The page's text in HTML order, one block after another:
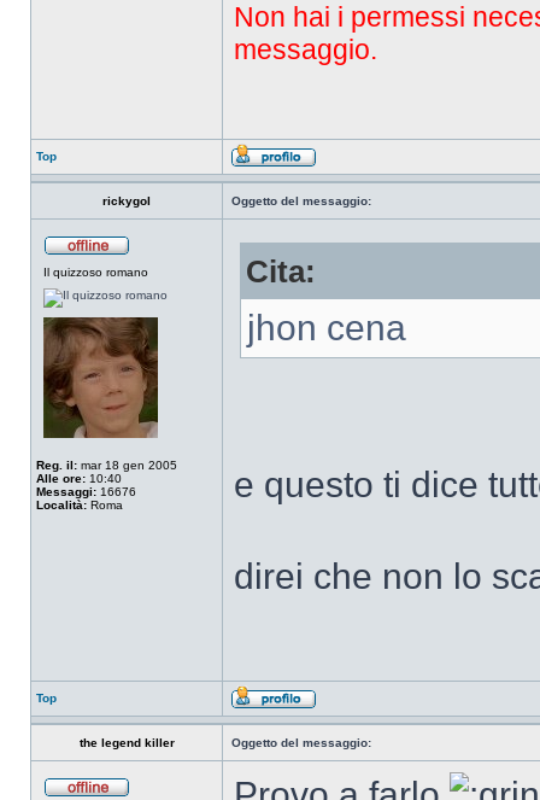
Non hai i permessi
messaggio.
Top
rickygol Oggetto del messaggio:
Il quizzoso romano
Reg. il: mar 18 gen 2005
Alle ore: 10:40
Messaggi: 16676
Località: Roma
Cita:
jhon cena
e questo ti dice
direi che non lo
Top
the legend killer Oggetto del messaggio: